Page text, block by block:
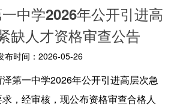
中学2026年公开引进高
缺人才资格审查公告
布时间：2026-05-26
第一中学2026年公开引进高层次急
，经审核，现公布资格审查合格人